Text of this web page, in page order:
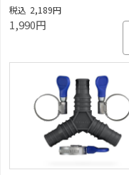
2,189円
1,990円